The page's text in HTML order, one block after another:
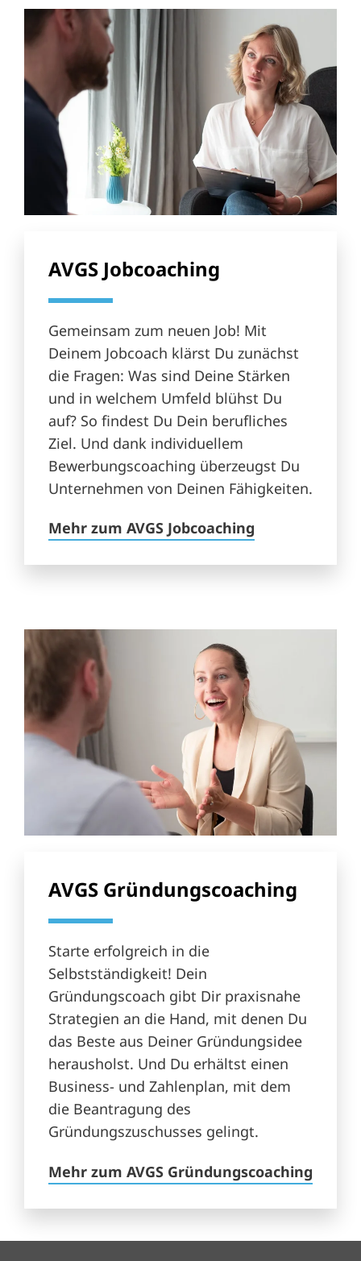
AVGS Jobcoaching
Gemeinsam zum neuen Job! Mit
Deinem Jobcoach klärst Du zunächst
die Fragen: Was sind Deine Stärken
und in welchem Umfeld blühst Du
auf? So findest Du Dein berufliches
Ziel. Und dank individuellem
Bewerbungscoaching überzeugst Du
Unternehmen von Deinen Fähigkeiten.
Mehr zum AVGS Jobcoaching
AVGS Gründungscoaching
Starte erfolgreich in die
Selbstständigkeit! Dein
Gründungscoach gibt Dir praxisnahe
Strategien an die Hand, mit denen Du
das Beste aus Deiner Gründungsidee
herausholst. Und Du erhältst einen
Business- und Zahlenplan, mit dem
die Beantragung des
Gründungszuschusses gelingt.
Mehr zum AVGS Gründungscoaching